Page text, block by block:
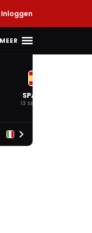
Inloggen
MEER
SPANJE
13 SEP. 2026